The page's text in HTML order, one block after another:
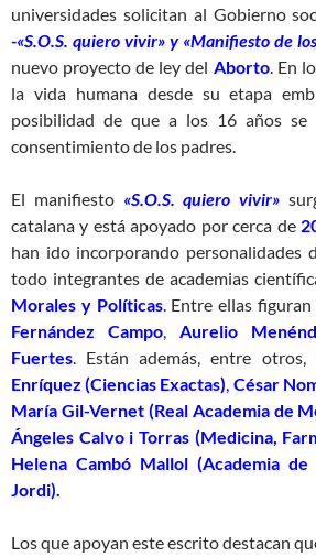
universidades solicitan al Gobierno
-«S.O.S. quiero vivir» y «Manifiesto de
nuevo proyecto de ley del Aborto. En
la vida humana desde su etapa
posibilidad de que a los 16 años se
consentimiento de los padres.
El manifiesto «S.O.S. quiero vivir»
catalana y está apoyado por cerca de
han ido incorporando personalidades
todo integrantes de academias
Morales y Políticas. Entre ellas
Fernández Campo, Aurelio
Fuertes. Están además, entre otros,
Enríquez (Ciencias Exactas), César
María Gil-Vernet (Real Academia de
Ángeles Calvo i Torras (Medicina,
Helena Cambó Mallol (Academia
Jordi).
Los que apoyan este escrito destacan